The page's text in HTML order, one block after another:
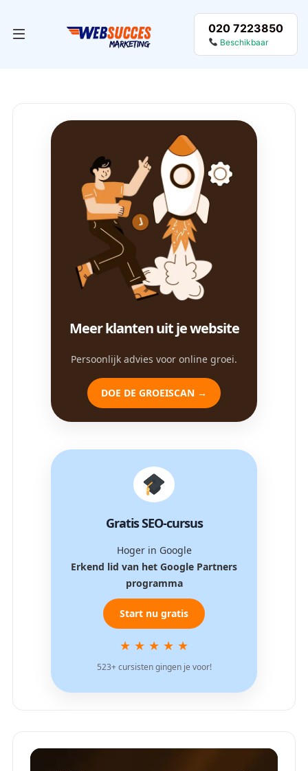
020 7223850
Beschikbaar
Meer klanten uit je website
Persoonlijk advies voor online groei.
DOE DE GROEISCAN →
Gratis SEO-cursus
Hoger in Google
Erkend lid van het Google Partners
programma
Start nu gratis
★ ★ ★ ★ ★
523+ cursisten gingen je voor!